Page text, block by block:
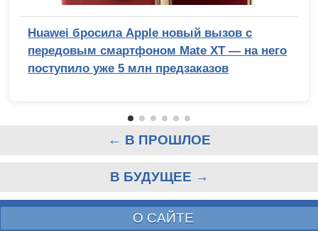
Huawei бросила Apple новый вызов с
передовым смартфоном Mate XT — на него
поступило уже 5 млн предзаказов
← В ПРОШЛОЕ
В БУДУЩЕЕ →
О САЙТЕ